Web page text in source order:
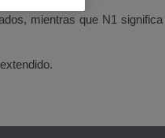
mientras que N1